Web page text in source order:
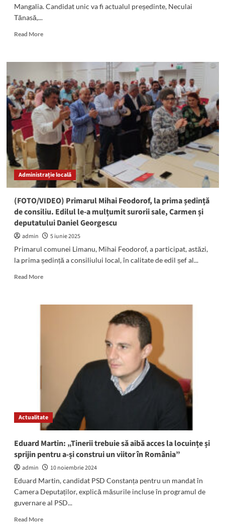
Mangalia. Candidat unic va fi actualul președinte, Neculai
Tănasă,...
Read MoreRead
Alegeri
PSD
Mangalia!
Președintele
Neculai
Tănasă,
mesaj
susținere
pentru
echipa
Daniel
Georgescu
Eduard
Martin
Administrație locală
(FOTO/VIDEO) Primarul Mihai Feodorof, la prima ședință
de consiliu. Edilul le-a mulțumit surorii sale, Carmen și
deputatului Daniel Georgescu
admin
5 iunie 2025
Primarul comunei Limanu, Mihai Feodorof, a participat, astăzi,
la prima ședință a consiliului local, în calitate de edil șef al...
Read MoreRead
(FOTO/VIDEO)
mulțumit
surorii
Carmen
și
deputatului
Georgescu
Actualitate
Eduard Martin: „Tinerii trebuie să aibă acces la locuințe și
sprijin pentru a-și construi un viitor în România”
admin
10 noiembrie 2024
Eduard Martin, candidat PSD Constanța pentru un mandat în
Camera Deputaților, explică măsurile incluse în programul de
guvernare al PSD...
Read MoreRead